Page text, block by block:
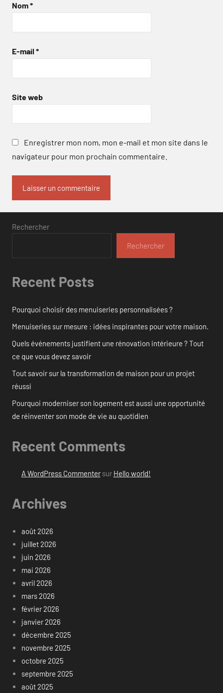
Nom*
E-mail *
Site web
Enregistrer mon nom, mon e-mail et mon site dans le
navigateur pour mon prochain commentaire.
Rechercher
Rechercher
Recent Posts
Pourquoi choisir des menuiseries personnalisées ?
Menuiseries sur mesure : idées inspirantes pour votre maison.
Quels événements justifient une rénovation intérieure ? Tout
ce que vous devez savoir
Tout savoir sur la transformation de maison pour un projet
réussi
Pourquoi moderniser son logement est aussi une opportunité
de réinventer son mode de vie au quotidien
Recent Comments
A WordPress Commentersur Hello world!
Archives
août 2026
juillet 2026
juin 2026
mai 2026
avril 2026
mars 2026
février 2026
janvier 2026
décembre 2025
novembre 2025
octobre 2025
septembre 2025
août 2025